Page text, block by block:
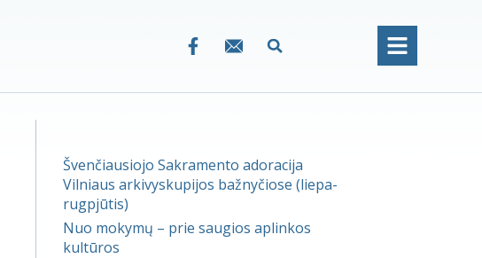
Švenčiausiojo Sakramento adoracija
Vilniaus arkivyskupijos bažnyčiose (liepa-
rugpjūtis)
Nuo mokymų – prie saugios aplinkos
kultūros